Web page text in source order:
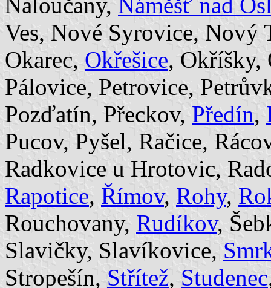
Ves, Nové Syrovice, Nový
Okarec, Okřešice, Okříšky,
Pálovice, Petrovice,
Pozďatín, Přeckov, Předín,
Pucov, Pyšel, Račice,
Radkovice u Hrotovic,
Rapotice, Římov, Rohy,
Rouchovany, Rudíkov,
Slavičky, Slavíkovice,
Stropešín, Střítež, Studenec